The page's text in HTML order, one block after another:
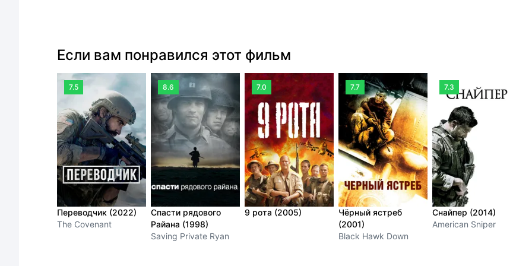
Если вам понравился этот фильм
7.5
Переводчик (2022)
The Covenant
8.6
Спасти рядового
Райана (1998)
Saving Private Ryan
7.0
9 рота (2005)
7.7
Чёрный ястреб
(2001)
Black Hawk Down
7.3
Снайпер (2014)
American Sniper